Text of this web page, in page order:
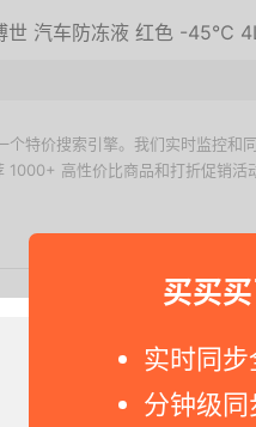
买买
实时同
分钟级
世 汽车防冻液 红色 -45℃
特价搜索引擎。我们实时监控和
1000+ 高性价比商品和打折促销
Copyright © 2011-2026 网购